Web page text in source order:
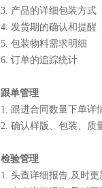
3. 产品的详细包装方式
4. 发货期的确认和提醒
5. 包装物料需求明细
6. 订单的追踪统计
跟单管理
1. 跟进合同数量下单详
2. 确认样版、包装、质
检验管理
1. 头查详细报告,及时